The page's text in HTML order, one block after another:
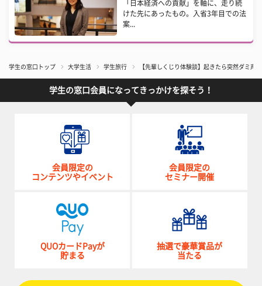
「日本経済への貢献」を軸に、走り続
けた先にあったもの。入省3年目での法
案...
学生の窓口トップ 大学生活 学生旅行 【先輩しくじり体験談】起きたら突然ダミ声
学生の窓口会員になってきっかけを探そう！
会員限定の
コンテンツやイベント
会員限定の
セミナー開催
QUOカードPayが
貯まる
抽選で豪華賞品が
当たる